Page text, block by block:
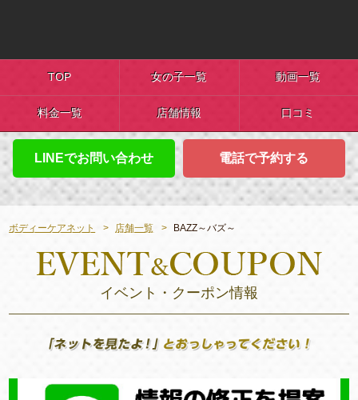
TOP 女の子一覧 動画一覧
料金一覧 店舗情報 口コミ
LINEでお問い合わせ 電話で予約する
ボディーケアネット 店舗一覧 BAZZ～バズ～
イベント・クーポン情報